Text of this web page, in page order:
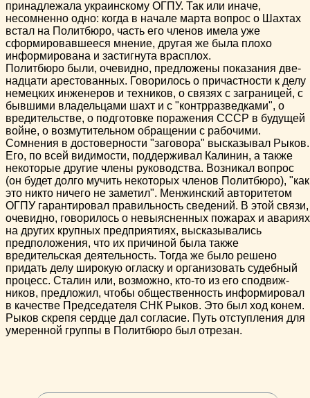
принадлежала украинскому ОГПУ. Так или иначе,
несомненно одно: когда в начале марта вопрос о Шахтах
встал на Политбюро, часть его членов имела уже
сформировавшееся мнение, другая же была плохо
информирована и застигнута врасплох.
Политбюро были, очевидно, предложены показания две­
надцати арестованных. Говорилось о причастности к делу
не­мецких инженеров и техников, о связях с заграницей, с
быв­шими владельцами шахт и с "контрразведками", о
вреди­тельстве, о подготовке поражения СССР в будущей
войне, о возмутительном обращении с рабочими.
Сомнения в достоверности "заговора" высказывал Рыков.
Его, по всей видимости, поддерживал Калинин, а также
неко­торые другие члены руководства. Возникал вопрос
(он будет долго мучить некоторых членов Политбюро), "как
это никто ничего не заметил". Менжинский авторитетом
ОГПУ гаранти­ровал правильность сведений. В этой связи,
очевидно, говори­лось о невыясненных пожарах и авариях
на других крупных предприятиях, высказывались
предположения, что их причи­ной была также
вредительская деятельность. Тогда же было решено
придать делу широкую огласку и организовать судеб­ный
процесс. Сталин или, возможно, кто-то из его сподвиж­
ников, предложил, чтобы общественность информировал
в качестве Председателя СНК Рыков. Это был ход конем.
Рыков скрепя сердце дал согласие. Путь отступления для
умеренной группы в Политбюро был отрезан.